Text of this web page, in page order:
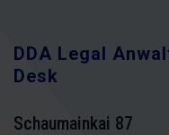
DDA Legal
Desk
Schaumainkai 87